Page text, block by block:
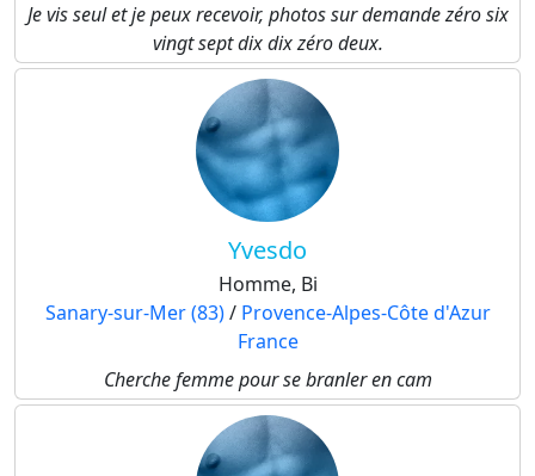
Je vis seul et je peux recevoir, photos sur demande zéro six
vingt sept dix dix zéro deux.
Yvesdo
Homme, Bi
Sanary-sur-Mer (83)/ Provence-Alpes-Côte d'Azur
France
Cherche femme pour se branler en cam